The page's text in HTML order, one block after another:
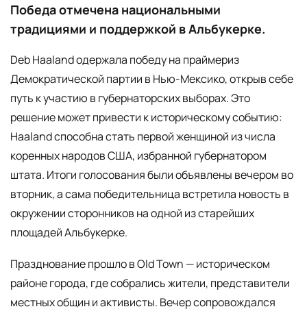
Победа отмечена национальными
традициями и поддержкой в Альбукерке.
Deb Haaland одержала победу на праймериз
Демократической партии в Нью-Мексико, открыв себе
путь к участию в губернаторских выборах. Это
решение может привести к историческому событию:
Haaland способна стать первой женщиной из числа
коренных народов США, избранной губернатором
штата. Итоги голосования были объявлены вечером во
вторник, а сама победительница встретила новость в
окружении сторонников на одной из старейших
площадей Альбукерке.
Празднование прошло в Old Town — историческом
районе города, где собрались жители, представители
местных общин и активисты. Вечер сопровождался